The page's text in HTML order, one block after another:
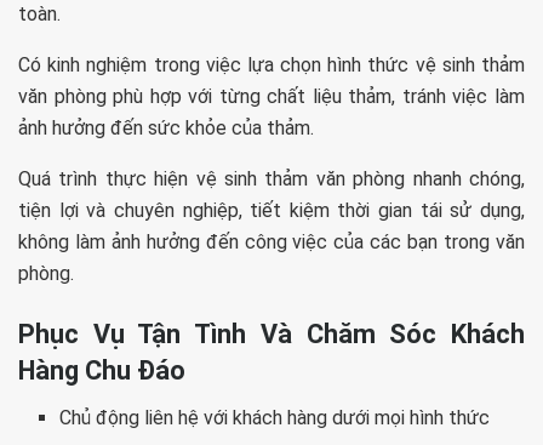
toàn.
Có kinh nghiệm trong việc lựa chọn hình thức vệ sinh thảm
văn phòng phù hợp với từng chất liệu thảm, tránh việc làm
ảnh hưởng đến sức khỏe của thảm.
Quá trình thực hiện vệ sinh thảm văn phòng nhanh chóng,
tiện lợi và chuyên nghiệp, tiết kiệm thời gian tái sử dụng,
không làm ảnh hưởng đến công việc của các bạn trong văn
phòng.
Phục Vụ Tận Tình Và Chăm Sóc Khách
Hàng Chu Đáo
Chủ động liên hệ với khách hàng dưới mọi hình thức